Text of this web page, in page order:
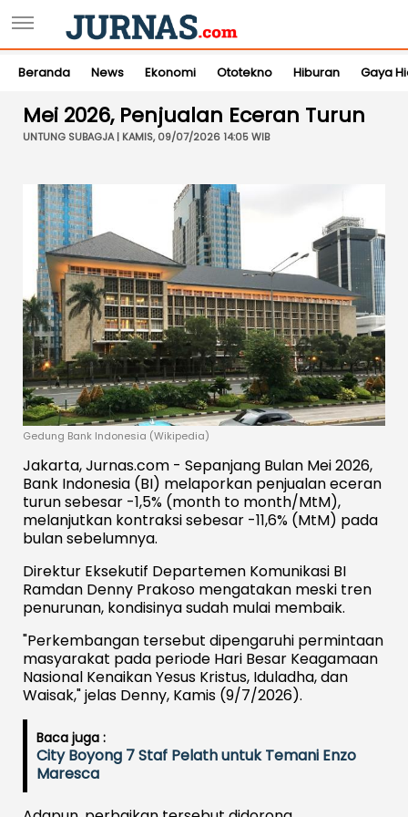
Beranda News Ekonomi Ototekno Hiburan Gaya
Mei 2026, Penjualan Eceran Turun
UNTUNG SUBAGJA | KAMIS, 09/07/2026 14:05 WIB
Gedung Bank Indonesia (Wikipedia)
Jakarta, Jurnas.com - Sepanjang Bulan Mei 2026,
Bank Indonesia (BI) melaporkan penjualan eceran
turun sebesar -1,5% (month to month/MtM),
melanjutkan kontraksi sebesar -11,6% (MtM) pada
bulan sebelumnya.
Direktur Eksekutif Departemen Komunikasi BI
Ramdan Denny Prakoso mengatakan meski tren
penurunan, kondisinya sudah mulai membaik.
"Perkembangan tersebut dipengaruhi permintaan
masyarakat pada periode Hari Besar Keagamaan
Nasional Kenaikan Yesus Kristus, Iduladha, dan
Waisak," jelas Denny, Kamis (9/7/2026).
Baca juga :
City Boyong 7 Staf Pelath untuk Temani Enzo
Maresca